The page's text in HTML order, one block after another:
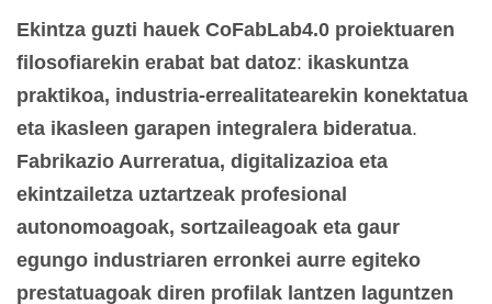
Ekintza guzti hauek CoFabLab4.0 proiektuaren
filosofiarekin erabat bat datoz: ikaskuntza
praktikoa, industria-errealitatearekin konektatua
eta ikasleen garapen integralera bideratua.
Fabrikazio Aurreratua, digitalizazioa eta
ekintzailetza uztartzeak profesional
autonomoagoak, sortzaileagoak eta gaur
egungo industriaren erronkei aurre egiteko
prestatuagoak diren profilak lantzen laguntzen